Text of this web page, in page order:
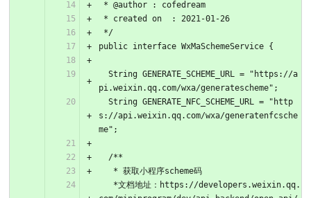
* @author : cofedream
* created on  : 2021-01-26
*/
public interface WxMaSchemeService {
pi.weixin.qq.com/wxa/generatescheme";
s://api.weixin.qq.com/wxa/generatenfcsche
me";
  /**
   * 获取小程序scheme码